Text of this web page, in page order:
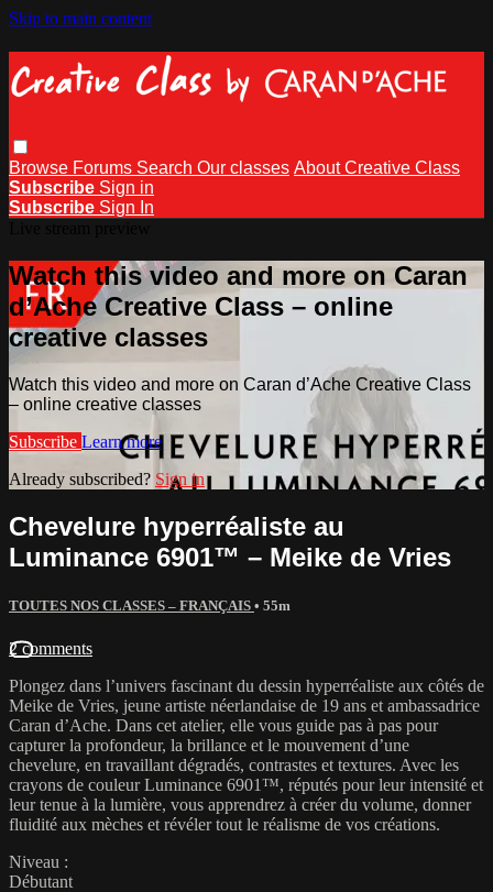
Skip to main content
Browse Forums Search Our classes About Creative Class
Subscribe Sign in
Subscribe Sign In
Watch this video and more on Caran
d’Ache Creative Class – online
creative classes
Watch this video and more on Caran d’Ache Creative Class
– online creative classes
Subscribe Learn more
Already subscribed? Sign in
Chevelure hyperréaliste au
Luminance 6901™ – Meike de Vries
TOUTES NOS CLASSES – FRANÇAIS • 55m
2 comments
Plongez dans l’univers fascinant du dessin hyperréaliste aux côtés de
Meike de Vries, jeune artiste néerlandaise de 19 ans et ambassadrice
Caran d’Ache. Dans cet atelier, elle vous guide pas à pas pour
capturer la profondeur, la brillance et le mouvement d’une
chevelure, en travaillant dégradés, contrastes et textures. Avec les
crayons de couleur Luminance 6901™, réputés pour leur intensité et
leur tenue à la lumière, vous apprendrez à créer du volume, donner
fluidité aux mèches et révéler tout le réalisme de vos créations.
Niveau :
Débutant